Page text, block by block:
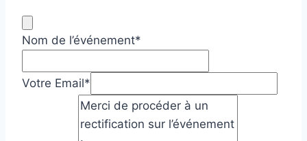
Nom de l’événement*
Votre Email*